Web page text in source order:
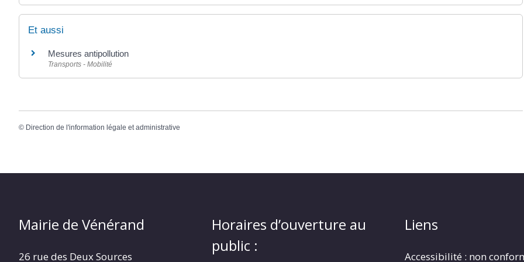
Et aussi
Mesures antipollution
Transports - Mobilité
© Direction de l'information légale et administrative
Mairie de Vénérand
26 rue des Deux Sources
Horaires d’ouverture au
public :
Liens
Accessibilité : non